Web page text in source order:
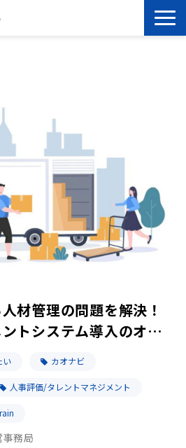
材管理の問題を解決！
トシステム導入のオス
い カオナビ
人事評価/タレントマネジメント
事務局